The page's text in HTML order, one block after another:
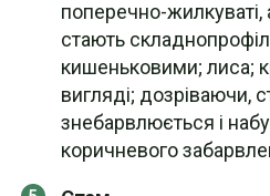
поперечно-жилкуваті,
стають
кишеньковими; лиса;
вигляді; дозріваючи,
знебарвлюється і
коричневого